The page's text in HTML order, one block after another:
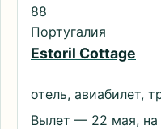
88
Португалия
Estoril Cottage
отель, авиабилет,
Вылет — 22 мая, на